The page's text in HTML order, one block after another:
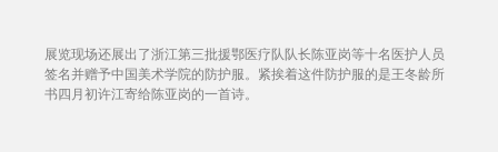
展览现场还展出了浙江第三批援鄂医疗队队长陈亚岗等十名医护人员
签名并赠予中国美术学院的防护服。紧挨着这件防护服的是王冬龄所
书四月初许江寄给陈亚岗的一首诗。